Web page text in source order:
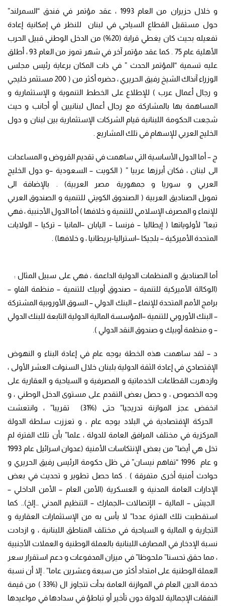
و خلال حزيران من العام 1993 ، عقد مؤتمر في فندق “السمرلند”
حول مستقبل القطاع السياحي في لبنان للنظر في إمكانية إعادة
تفعيله بحيث كان يغطي قرابة (20%) من الدخل الوطني قبيل الحرب
الأهلية عام 75 . كما عقد مؤتمر آخر في شهر تموز من العام 93 ، أطلق
عليه تسمية “المؤتمر الحدث ” في ذات المكان برعاية رئيس مجلس
الوزراء آنذاك الشيخ رفيق الحريري ، حضره أكثر من ( 200 مستثمر خليجي
و رجال أعمال عرب ) للإطلاع على الخطط التنموية و الإستثمارية و
المساهمة بها بالمشاركة مع رجال أعمال لبنانيين أو أجانب و حيث
شجعت الحكومة اللبنانية قيام الشركات الإستثمارية بين لبنان و دول
الخليج العربي للإسهام في تلك المشاريع .
ج – أما الدول الأساسية التي ساهمت في تقديم القروض و المساعدات
الى لبنان ، فكان أبرزها عربيا ” ( الكويت – السعودية –و دول الخليج
العربي و سوريا و جمهورية مصر العربية) . بالإضافة الى
تمويل الصناديق العربية ( الصندوق الكويتي للتنمية و الصندوق العربي
للإنماء و المصرف الإسلامي للتنمية و خلافها ) أما الدول الأجنبية ، فهي
تبعا” لأولوياتها ( إيطاليا – فرنسا – اليابان –المانيا – تركيا – الولايات
المتحدة الأميركية – بلجيكا –استراليا-بريطانيا ، و خلافها) .
أما الصناديق و المنظمات الدولية الداعمة ، فهي على سبيل المثال :
(الوكالة الأميركية للتنمية – صندوق أوبيك للتنمية – منظمة الفاو –
برامج الأمم المتحدة للإنماء – البنك الدولي – السوق الأوروبية المشتركة
– البنك الأوروبي للتنمية –المؤسسة المالية الدولية التابعة للبنك الدولي
– و منظمة أوبيك و صندوق النقد الدولي ).
د – لقد ساهمت هذه الخطة بوجه عام في إعادة البناء و النهوض
الإقتصادي في إعادة الثقة الدولية بلبنان خلال السنوات العشر الأولى ،
وازدهرت القطاعات الخدماتية و المصرفية و السياحية و العقارية على
وجه الخصوص ، و حصل بعض التقدم على مستوى الدخل الوطني ، و
انخفض عجز الموازنة تدريجيا” حتى (%31) تقريبا” ، وانتعشت
الحركة الإقتصادية في البلاد بوجه عام ، و تعززت سلطة الدولة
المركزية في مختلف المرافق العامة للدولة ، علما” بأن تلك الفترة لم
تخل هي أيضا” من بعض الإنتكاسات الأمنية (عدوان اسرائيل عام 1993
و عام 1996 “تفاهم نيسان” في ظل حكومة الرئيس رفيق الحريري و
حوادث أمنية أخرى متفرقة ) . كما حصل تطوير و تحديث في بعض
الإدارات العامة المدنية و العسكرية (الأمن العام – الأمن الداخلي –
الجيش – المالية – الإتصالات –الجمارك – التنظيم المدني …إلخ).. كما
استقطبت تلك الفترة عددا” لا بأس به من الإستثمارات العقارية و
التجارية و المالية و السياحية في مختلف المناطق اللبنانية ، و ازدادت
نسبة الإدخار في المصارف اللبنانية بالعملة الوطنية و العملات الأجنبية
، مما حقق تحسنا” ملحوظا” في ميزان المدفوعات و دعم استقرار سعر
العملة الوطنية على امتداد أكثر من سبعة وعشرين عاما” . إلا أن نسبة
خدمة الدين العام في الموازنة العامة بدأت تتجاوز ال (%33 ) من قيمة
النفقات الإجمالية للدولة دون تأخير أو تباطؤ في سدادها في مواعيدها